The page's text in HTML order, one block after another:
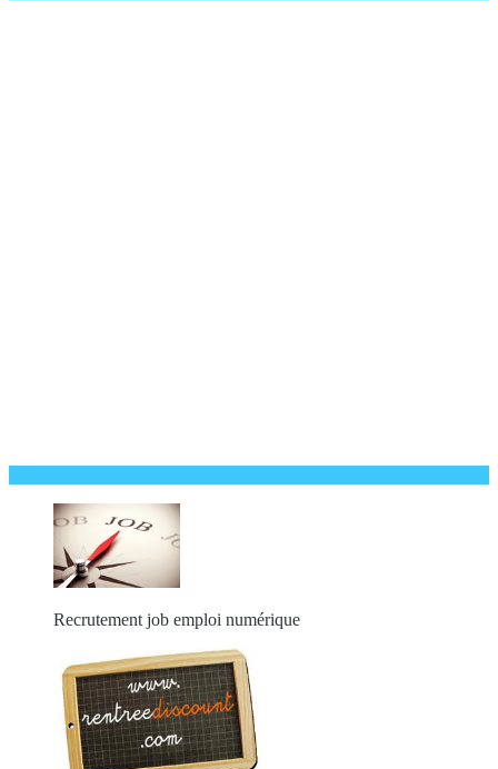
Recrutement job emploi numérique